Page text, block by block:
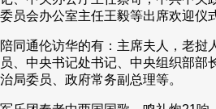
CCTV.节目官网 直播 节目单
委员会办公室主任王毅等出席欢迎仪
陪同通伦访华的有：主席夫人，老挝
员、中央书记处书记、中央组织部部
治局委员、政府常务副总理等。